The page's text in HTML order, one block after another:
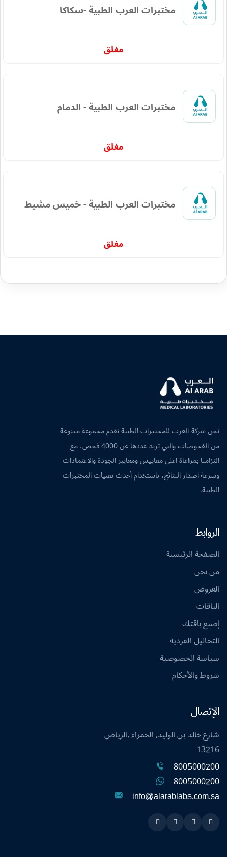
مختبرات العرب الطبية -سكاكا
مغلق
مختبرات العرب الطبية - الدمام
مغلق
مختبرات العرب الطبية - خميس مشيط
مغلق
نحن شركة العرب للمختبرات الطبية نقدم مجموعة متنوعة
من الفحوصات والتي تزيد عددها عن 4000 فحص، مع
التزامنا بمراعاة اعلى مقاييس ومعايير الجودة والاعتمادات
وسرعة اصدار النتائج، باستخدام أحدث تقنيات المختبرات
الطبية.
الروابط
الصفحة الرئيسية
من نحن
العروض
الباقات
إصنع باقتك
التحاليل الفردية
سياسة الخصوصية
شروط والأحكام
الإتصال
شارع خالد بن الوليد, الحمراء ,الرياض
13216
8005000200
8005000200
info@alarablabs.com.sa
Snapchat
Twitter
Linkedin
Instagram